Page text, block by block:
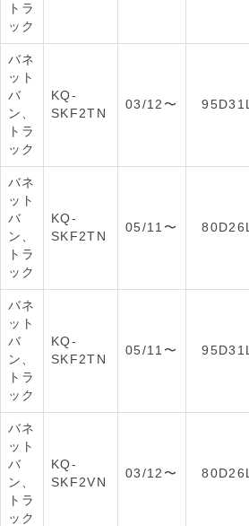
トラ
ック
バネ
ット
バ
ン、
トラ
ック
KQ-
SKF2TN
03/12〜 95D31L
バネ
ット
バ
ン、
トラ
ック
KQ-
SKF2TN
05/11〜 80D26L
バネ
ット
バ
ン、
トラ
ック
KQ-
SKF2TN
05/11〜 95D31L
バネ
ット
バ
ン、
トラ
ック
KQ-
SKF2VN
03/12〜 80D26L